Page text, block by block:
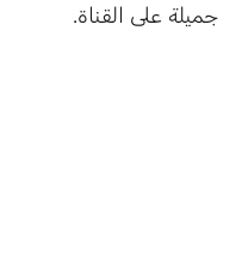
جميلة على القناة.